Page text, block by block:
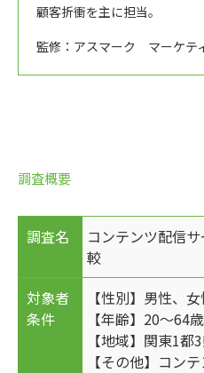
顧客折衝を主に担当。
監修：アスマーク マーケテ
調査概要
調査名
コンテンツ配信
較
対象者
条件
【性別】男性、
【年齢】20～64
【地域】関東1
【その他】コン